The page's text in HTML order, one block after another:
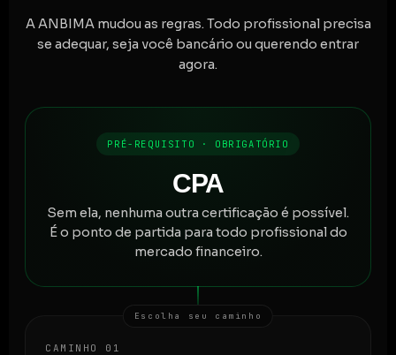
A ANBIMA mudou as regras. Todo profissional precisa
se adequar, seja você bancário ou querendo entrar
agora.
PRÉ-REQUISITO · OBRIGATÓRIO
CPA
Sem ela, nenhuma outra certificação é possível.
É o ponto de partida para todo profissional do
mercado financeiro.
Escolha seu caminho
CAMINHO 01